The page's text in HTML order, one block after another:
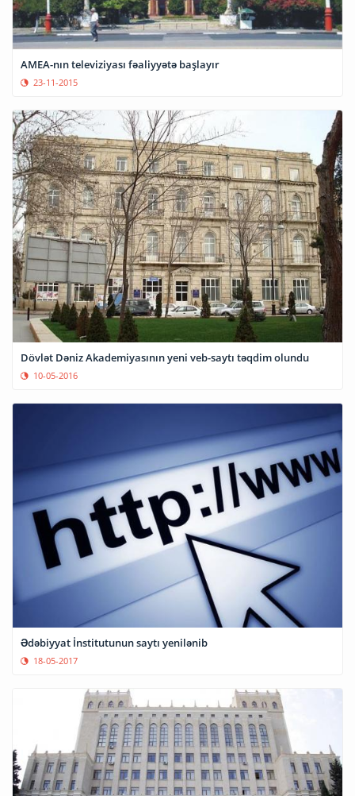
AMEA-nın televiziyası fəaliyyətə başlayır
23-11-2015
Dövlət Dəniz Akademiyasının yeni veb-saytı təqdim olundu
10-05-2016
Ədəbiyyat İnstitutunun saytı yenilənib
18-05-2017